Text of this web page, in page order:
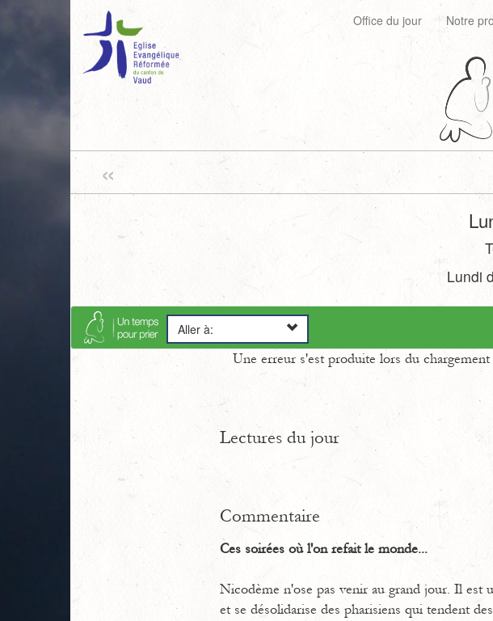
Office du jour Notre
«
Lundi
Aller à:
Une erreur s'est produite lors du chargement
Lectures du jour
Commentaire
Ces soirées où l'on refait le monde...
Nicodème n'ose pas venir au grand jour. Il est
et se désolidarise des pharisiens qui tendent